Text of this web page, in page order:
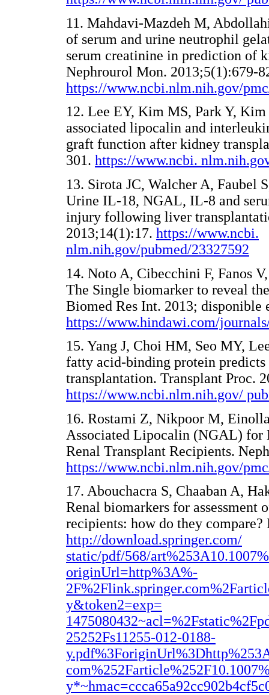
11. Mahdavi-Mazdeh M,
of serum and urine neutrophil
serum creatinine in prediction of
Nephrourol Mon. 2013;5(1):679-
https://www.ncbi.nlm.nih.gov/
12. Lee EY, Kim MS, Park Y,
associated lipocalin and
graft function after kidney
301. https://www.ncbi.
13. Sirota JC, Walcher A, Faubel
Urine IL-18, NGAL, IL-8 and
injury following liver
2013;14(1):17. https://www.ncbi.
nlm.nih.gov/pubmed/23327592
14. Noto A, Cibecchini F, Fanos
The Single biomarker to reveal
Biomed Res Int. 2013; disponible
https://www.hindawi.com/
15. Yang J, Choi HM, Seo MY,
fatty acid-binding protein
transplantation. Transplant Proc.
https://www.ncbi.nlm.nih.gov/
16. Rostami Z, Nikpoor M,
Associated Lipocalin (NGAL)
Renal Transplant Recipients.
https://www.ncbi.nlm.nih.gov/
17. Abouchacra S, Chaaban A,
Renal biomarkers for
recipients: how do they
http://download.springer.com/
static/pdf/568/
originUrl=http%3A%-
y&token2=exp=
25252Fs11255-012-0188-